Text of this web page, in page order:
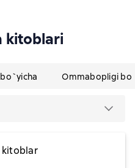
kitoblari
Ommabopligi
kitoblar